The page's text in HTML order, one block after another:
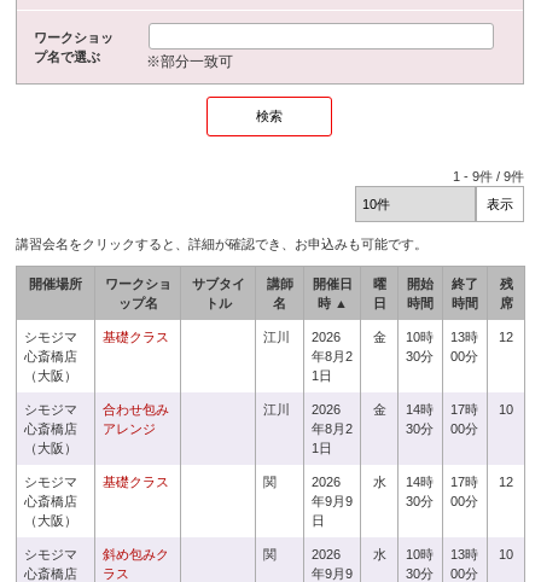
ワークショッ
プ名で選ぶ
※部分一致可
1 -9件 /9件
講習会名をクリックすると、詳細が確認でき、お申込みも可能です。
開催場所
ワークショ
ップ名
サブタイ
トル
講師
名
開催日
時 ▲
曜
日
開始
時間
終了
時間
残
席
シモジマ
心斎橋店
（大阪）
基礎クラス 江川
2026
年8月2
1日
金
10時
30分
13時
00分
12
シモジマ
心斎橋店
（大阪）
合わせ包み
アレンジ
江川
2026
年8月2
1日
金
14時
30分
17時
00分
10
シモジマ
心斎橋店
（大阪）
基礎クラス 関
2026
年9月9
日
水
14時
30分
17時
00分
12
シモジマ
心斎橋店
斜め包みク
ラス
関
2026
年9月9
水
10時
30分
13時
00分
10